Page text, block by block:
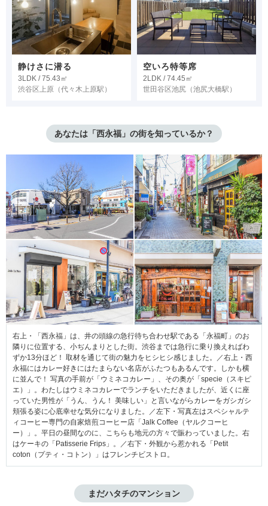
静けさに潜る
3LDK / 75.43㎡
渋谷区上原 （代々木上原駅）
空いろ特等席
2LDK / 74.45㎡
世田谷区池尻 （池尻大橋駅）
あなたは「西永福」の街を知っているか？
右上・「西永福」は、井の頭線の急行待ち合わせ駅である「永福町」のお
隣りに位置する、小ぢんまりとした街。渋谷までは急行に乗り換えればわ
ずか13分ほど！ 取材を通じて街の魅力をヒシヒシ感じました。／右上・西
永福にはカレー好きにはたまらない名店がふたつもあるんです。しかも横
に並んで！ 写真の手前が「ウミネコカレー」、その奥が「specie（スキピ
エ）」。わたしはウミネコカレーでランチをいただきましたが、近くに座
っていた男性が「うん、うん！ 美味しい」と言いながらカレーをガシガシ
頬張る姿に心底幸せな気分になりました。／左下・写真左はスペシャルテ
ィコーヒー専門の自家焙煎コーヒー店「Jalk Coffee（ヤルクコーヒ
ー）」。平日の昼間なのに、こちらも地元の方々で賑わっていました。右
はケーキの「Patisserie Frips」。／右下・外観から惹かれる「Petit
coton（プティ・コトン）」はフレンチビストロ。
まだハタチのマンション